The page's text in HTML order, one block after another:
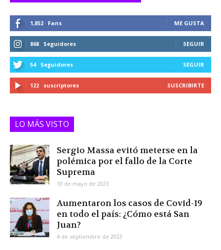
1,852 Fans ME GUSTA
868 Seguidores SEGUIR
54 Seguidores SEGUIR
122 suscriptores SUSCRIBIRTE
LO MÁS VISTO
Sergio Massa evitó meterse en la
polémica por el fallo de la Corte
Suprema
10 de mayo de 2023
Aumentaron los casos de Covid-19
en todo el país: ¿Cómo está San
Juan?
4 de septiembre de 2023